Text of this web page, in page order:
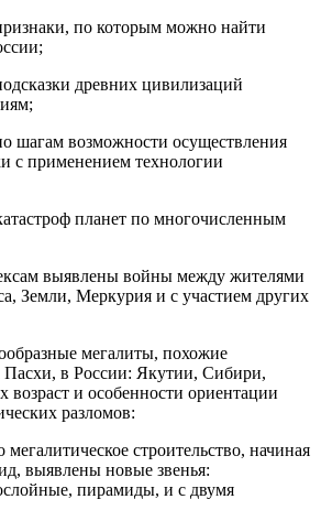
по которым можно найти
древних цивилизаций
шагам возможности осуществления
с применением технологии
планет по многочисленным
выявлены войны между жителями
Земли, Меркурия и с участием других
мегалиты, похожие
Пасхи, в России: Якутии, Сибири,
возраст и особенности ориентации
разломов:
строительство, начиная
выявлены новые звенья:
пирамиды, и с двумя